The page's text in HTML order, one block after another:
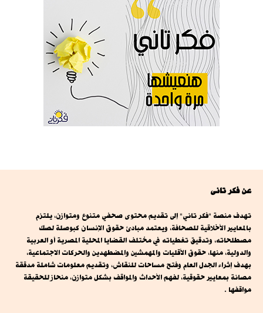
عن فكر تانى
تهدف منصة "فكر تاني" إلى تقديم محتوى صحفي متنوع ومتوازن، يلتزم
بالمعايير الأخلاقية للصحافة، ويعتمد مبادئ حقوق الإنسان كبوصلة لصك
مصطلحاته، وتدقيق تغطياته في مختلف القضايا المحلية المصرية أو العربية
والدولية، منها، حقوق الأقليات والمهمشين والمضطهدين والحركات الاجتماعية،
بهدف إثراء الجدل العام وفتح مساحات للنقاش، وتقديم معلومات شاملة مدققة
مصانة بمعايير حقوقية، لفهم الأحداث والمواقف بشكل متوازن، منحاز للحقيقة
مواقفها .